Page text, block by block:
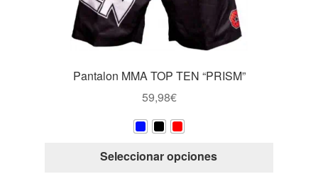
Pantalon MMA TOP TEN “PRISM”
59,98€
Seleccionar opciones